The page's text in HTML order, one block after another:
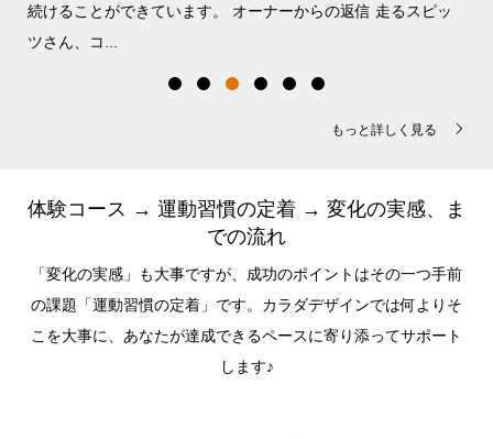
続けることができています。 オーナーからの返信 走るスピッ
ツさん、コ...
もっと詳しく見る
体験コース → 運動習慣の定着 → 変化の実感、ま
での流れ
「変化の実感」も大事ですが、成功のポイントはその一つ手前
の課題「運動習慣の定着」です。カラダデザインでは何よりそ
こを大事に、あなたが達成できるペースに寄り添ってサポート
します♪